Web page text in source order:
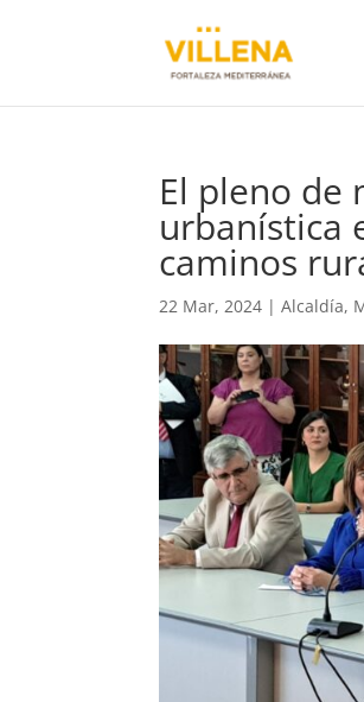
El pleno de
urbanística
caminos
22 Mar, 2024 |Alcaldía,